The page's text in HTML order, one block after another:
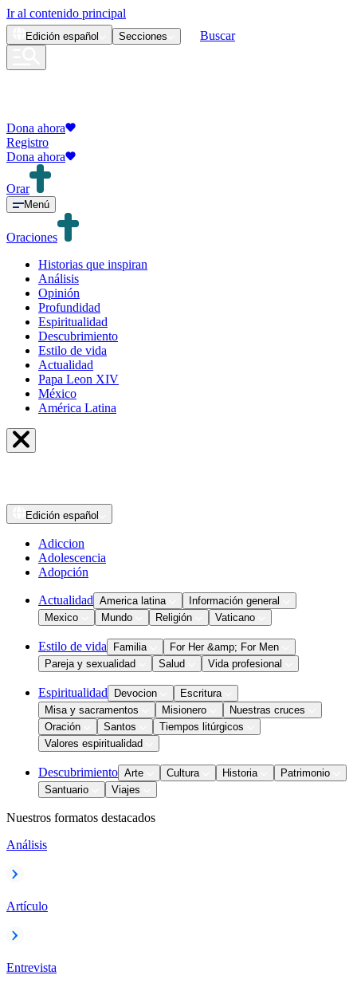
Ir al contenido principal
Edición español Secciones Buscar
Dona ahora
Registro
Dona ahora
Orar
Menú
Oraciones
Historias que inspiran
Análisis
Opinión
Profundidad
Espiritualidad
Descubrimiento
Estilo de vida
Actualidad
Papa Leon XIV
México
América Latina
Edición español
Adiccion
Adolescencia
Adopción
Actualidad America latina
Información general
Mexico
Mundo Religión Vaticano
Estilo de vida Familia
For Her &amp; For Men
Pareja y sexualidad
Salud Vida profesional
Espiritualidad Devocion
Escritura
Misa y sacramentos
Misionero
Nuestras cruces
Oración
Santos
Tiempos litúrgicos
Valores espiritualidad
Descubrimiento Arte Cultura Historia
Patrimonio
Santuario
Viajes
Nuestros formatos destacados
Análisis
Artículo
Entrevista